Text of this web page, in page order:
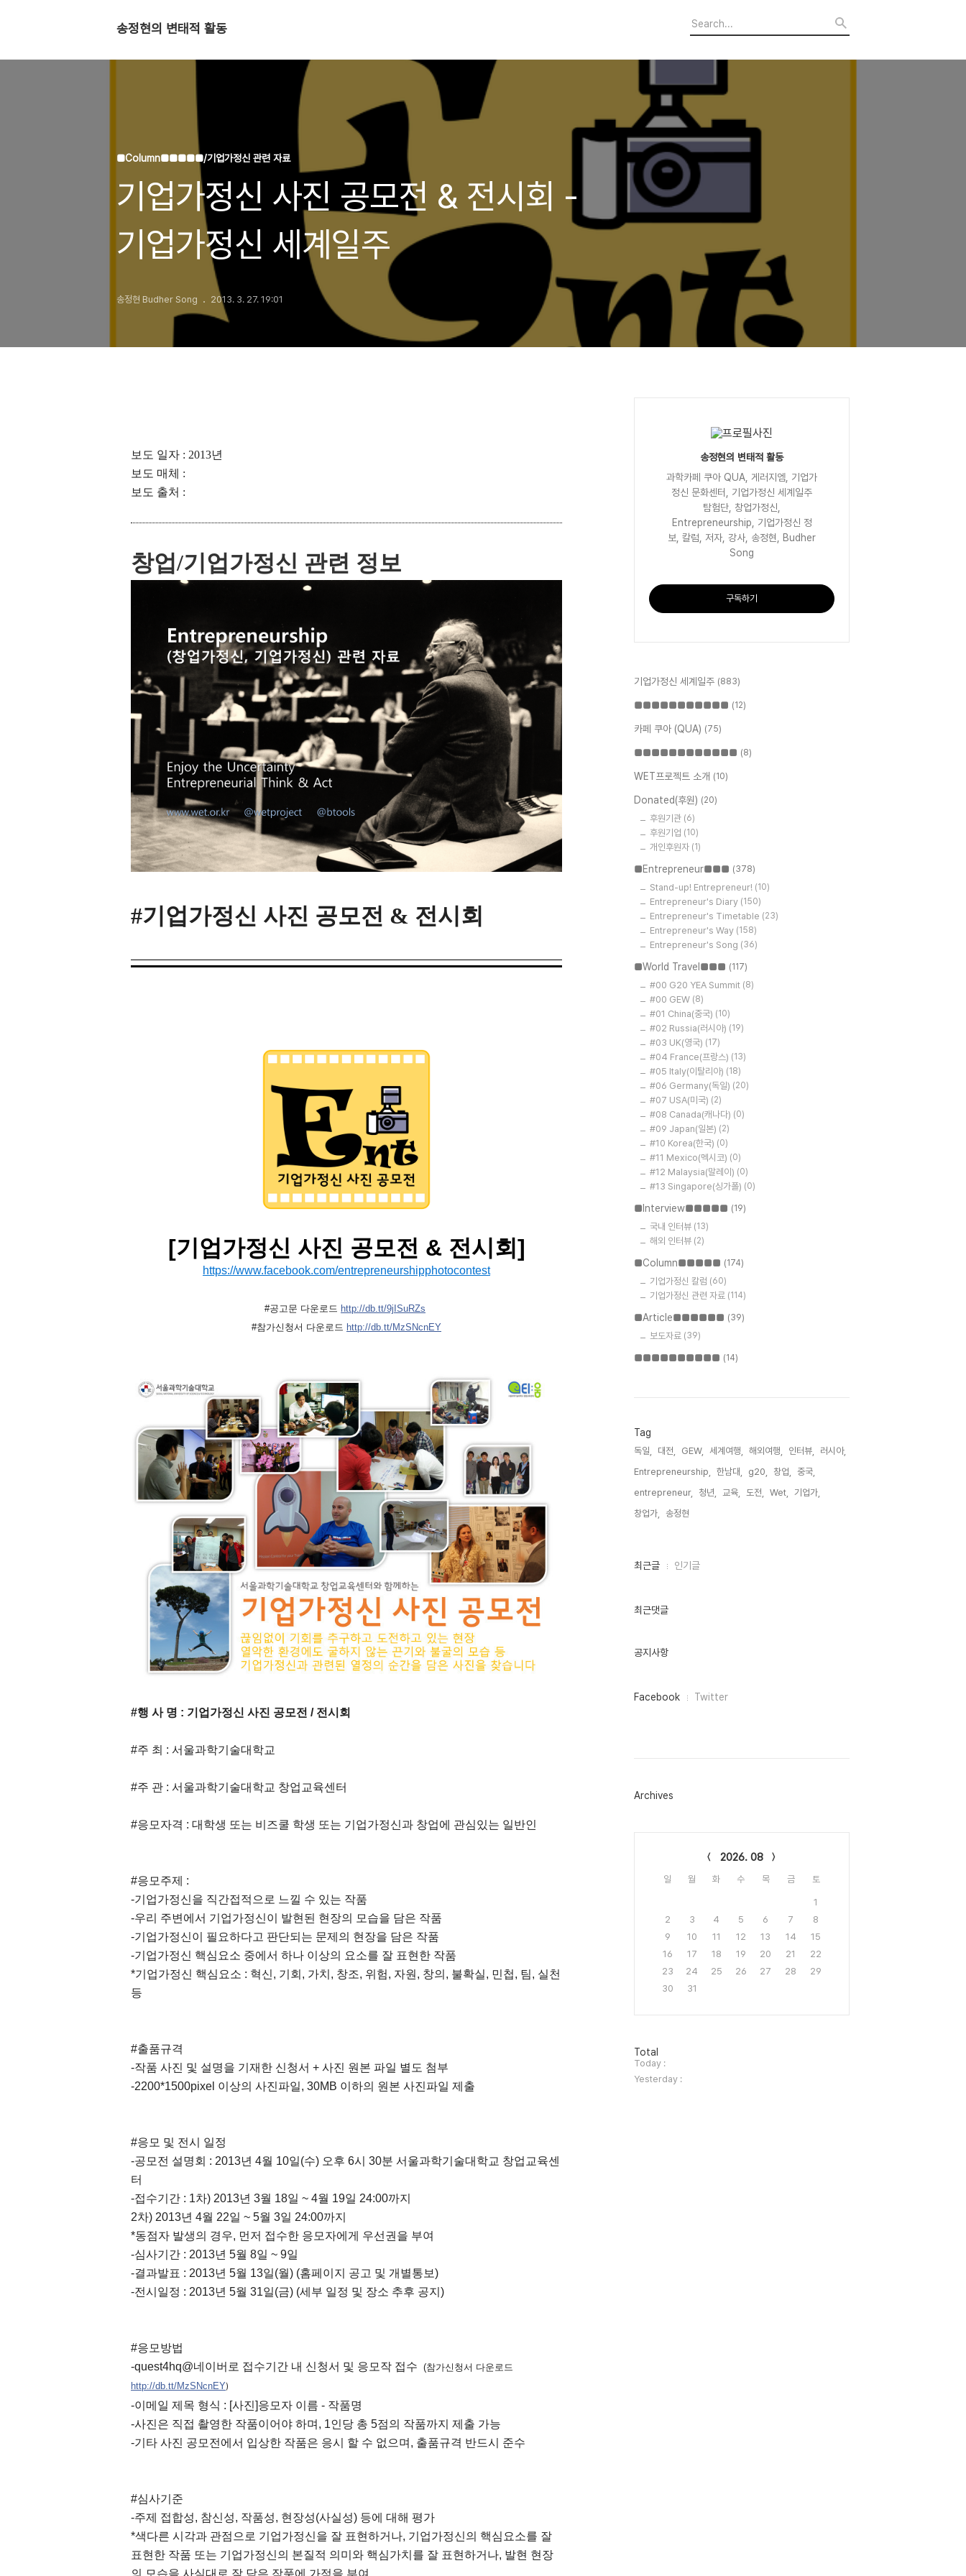
송정현의 변태적 활동
■Column■■■■■/기업가정신 관련 자료
기업가정신 사진 공모전 & 전시회 -
기업가정신 세계일주
송정현 Budher Song 2013. 3. 27. 19:01
보도 일자 : 2013년
보도 매체 :
보도 출처 :
창업/기업가정신 관련 정보
#기업가정신 사진 공모전 & 전시회
[기업가정신 사진 공모전 & 전시회]
https://www.facebook.com/entrepreneurshipphotocontest
#공고문 다운로드 http://db.tt/9jISuRZs
#참가신청서 다운로드 http://db.tt/MzSNcnEY
#행 사 명 : 기업가정신 사진 공모전 / 전시회
#주 최 : 서울과학기술대학교
#주 관 : 서울과학기술대학교 창업교육센터
#응모자격 : 대학생 또는 비즈쿨 학생 또는 기업가정신과 창업에 관심있는 일반인
#응모주제 :
-기업가정신을 직간접적으로 느낄 수 있는 작품
-우리 주변에서 기업가정신이 발현된 현장의 모습을 담은 작품
-기업가정신이 필요하다고 판단되는 문제의 현장을 담은 작품
-기업가정신 핵심요소 중에서 하나 이상의 요소를 잘 표현한 작품
*기업가정신 핵심요소 : 혁신, 기회, 가치, 창조, 위험, 자원, 창의, 불확실, 민첩, 팀, 실천
등
#출품규격
-작품 사진 및 설명을 기재한 신청서 + 사진 원본 파일 별도 첨부
-2200*1500pixel 이상의 사진파일, 30MB 이하의 원본 사진파일 제출
#응모 및 전시 일정
-공모전 설명회 : 2013년 4월 10일(수) 오후 6시 30분 서울과학기술대학교 창업교육센
터
-접수기간 : 1차) 2013년 3월 18일 ~ 4월 19일 24:00까지
2차) 2013년 4월 22일 ~ 5월 3일 24:00까지
*동점자 발생의 경우, 먼저 접수한 응모자에게 우선권을 부여
-심사기간 : 2013년 5월 8일 ~ 9일
-결과발표 : 2013년 5월 13일(월) (홈페이지 공고 및 개별통보)
-전시일정 : 2013년 5월 31일(금) (세부 일정 및 장소 추후 공지)
#응모방법
-quest4hq@네이버로 접수기간 내 신청서 및 응모작 접수 (참가신청서 다운로드
http://db.tt/MzSNcnEY)
-이메일 제목 형식 : [사진]응모자 이름 - 작품명
-사진은 직접 촬영한 작품이어야 하며, 1인당 총 5점의 작품까지 제출 가능
-기타 사진 공모전에서 입상한 작품은 응시 할 수 없으며, 출품규격 반드시 준수
#심사기준
-주제 접합성, 참신성, 작품성, 현장성(사실성) 등에 대해 평가
*색다른 시각과 관점으로 기업가정신을 잘 표현하거나, 기업가정신의 핵심요소를 잘
표현한 작품 또는 기업가정신의 본질적 의미와 핵심가치를 잘 표현하거나, 발현 현장
의 모습을 사실대로 잘 담은 작품에 가점을 부여
송정현의 변태적 활동
과학카페 쿠아 QUA, 게러지엠, 기업가
정신 문화센터, 기업가정신 세계일주
탐험단, 창업가정신,
Entrepreneurship, 기업가정신 정
보, 칼럼, 저자, 강사, 송정현, Budher
Song
구독하기
기업가정신 세계일주 (883)
■■■■■■■■■■■ (12)
카페 쿠아 (QUA) (75)
■■■■■■■■■■■■ (8)
WET프로젝트 소개 (10)
Donated(후원) (20)
후원기관 (6)
후원기업 (10)
개인후원자 (1)
■Entrepreneur■■■ (378)
Stand-up! Entrepreneur! (10)
Entrepreneur's Diary (150)
Entrepreneur's Timetable (23)
Entrepreneur's Way (158)
Entrepreneur's Song (36)
■World Travel■■■ (117)
#00 G20 YEA Summit (8)
#00 GEW (8)
#01 China(중국) (10)
#02 Russia(러시아) (19)
#03 UK(영국) (17)
#04 France(프랑스) (13)
#05 Italy(이탈리아) (18)
#06 Germany(독일) (20)
#07 USA(미국) (2)
#08 Canada(캐나다) (0)
#09 Japan(일본) (2)
#10 Korea(한국) (0)
#11 Mexico(멕시코) (0)
#12 Malaysia(말레이) (0)
#13 Singapore(싱가폴) (0)
■Interview■■■■■ (19)
국내 인터뷰 (13)
해외 인터뷰 (2)
■Column■■■■■ (174)
기업가정신 칼럼 (60)
기업가정신 관련 자료 (114)
■Article■■■■■■ (39)
보도자료 (39)
■■■■■■■■■■ (14)
Tag
독일, 대전, GEW, 세계여행, 해외여행, 인터뷰,
러시아,
Entrepreneurship,
한남대, g20, 창업,
중국,
entrepreneur,
청년, 교육, 도전, Wet,
기업가,
창업가,
송정현,
최
인
최근글 인기글
최근댓글
공지사항
페
그
Facebook Twitter
Archives
2026. 08
일 월 화 수 목 금 토
1
2
3 4 5 6 7
8
9
10 11 12 13 14
15
16
17 18 19 20 21
22
23
24 25 26 27 28
29
30
31
방
문
자
수
Total
Today :
Yesterday :